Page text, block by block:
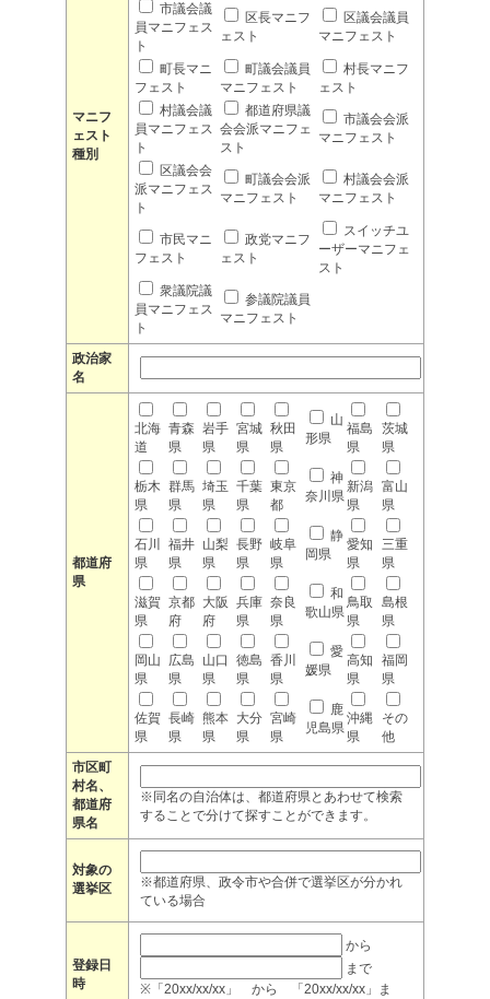
マニフ
ェスト
種別
市議会議
員マニフェス
ト
区長マニフ
ェスト
区議会議員
マニフェスト
町長マニ
フェスト
町議会議員
マニフェスト
村長マニフ
ェスト
村議会議
員マニフェス
ト
都道府県議
会会派マニフェ
スト
市議会会派
マニフェスト
区議会会
派マニフェス
ト
町議会会派
マニフェスト
村議会会派
マニフェスト
市民マニ
フェスト
政党マニフ
ェスト
スイッチユ
ーザーマニフェ
スト
衆議院議
員マニフェス
ト
参議院議員
マニフェスト
政治家
名
都道府
県
北海
道
青森
県
岩手
県
宮城
県
秋田
県
山
形県
福島
県
茨城
県
栃木
県
群馬
県
埼玉
県
千葉
県
東京
都
神
奈川県
新潟
県
富山
県
石川
県
福井
県
山梨
県
長野
県
岐阜
県
静
岡県
愛知
県
三重
県
滋賀
県
京都
府
大阪
府
兵庫
県
奈良
県
和
歌山県
鳥取
県
島根
県
岡山
県
広島
県
山口
県
徳島
県
香川
県
愛
媛県
高知
県
福岡
県
佐賀
県
長崎
県
熊本
県
大分
県
宮崎
県
鹿
児島県
沖縄
県
その
他
市区町
村名、
都道府
県名
※同名の自治体は、都道府県とあわせて検索
することで分けて探すことができます。
対象の
選挙区
※都道府県、政令市や合併で選挙区が分かれ
ている場合
登録日
時
から
まで
※「20xx/xx/xx」 から 「20xx/xx/xx」ま